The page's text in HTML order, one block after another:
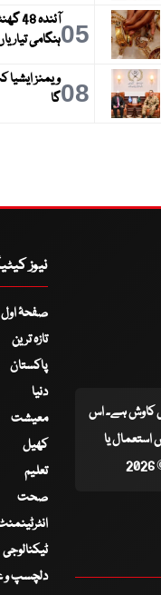
05ہنگامی
08گا
کی کاوش ہے۔ اس
استعمال یا
نیوز
صفحۂ اول
تازہ ترین
پاکستان
دنیا
معیشت
کھیل
تعلیم
صحت
ٹیکنالوجی
دلچسپ